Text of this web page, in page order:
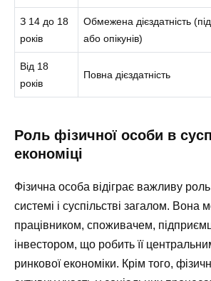
З 14 до 18
років
Обмежена дієздатність
або опікунів)
Від 18
років
Повна дієздатність
Роль фізичної особи в
економіці
Фізична особа відіграє важливу
системі і суспільстві загалом. Вона
працівником, споживачем,
інвестором, що робить її
ринкової економіки. Крім того,